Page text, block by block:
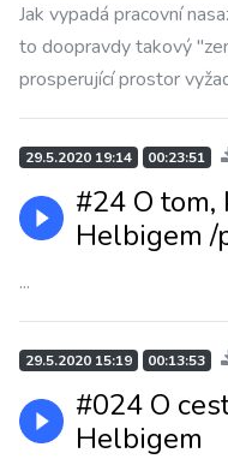
Jak vypadá pracovní
to doopravdy takový
prosperující prostor
29.5.2020 19:14 00:23:51
#24 O tom,
Helbigem /
...
29.5.2020 15:19 00:13:53
#024 O
Helbigem